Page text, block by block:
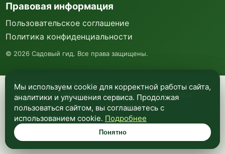
Мы используем куки и Яндекс Метрику для
анализа посещаемости и улучшения работы
сайта. Подробнее —в политике
конфиденциальности.
Понятно
Правовая информация
Пользовательское соглашение
Политика конфиденциальности
© 2026 Садовый гид. Все права защищены.
Мы используем cookie для корректной работы сайта,
аналитики и улучшения сервиса. Продолжая
пользоваться сайтом, вы соглашаетесь с
использованием cookie. Подробнее
Понятно